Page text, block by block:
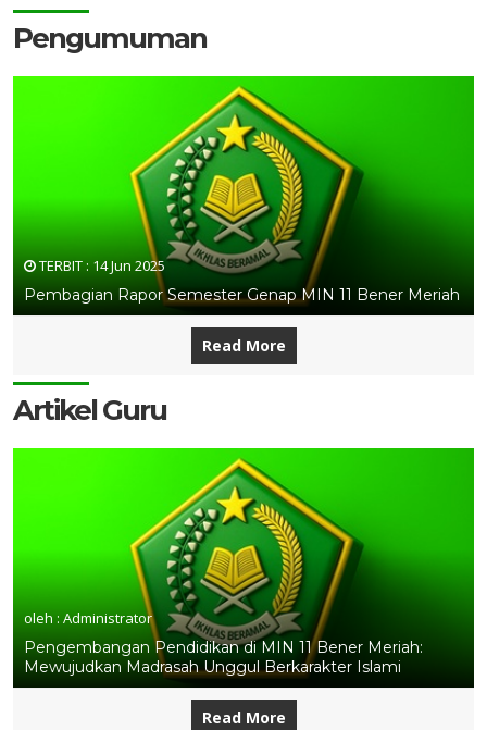
Pengumuman
TERBIT : 14 Jun 2025
Pembagian Rapor Semester Genap MIN 11 Bener Meriah
Read More
Artikel Guru
oleh : Administrator
Pengembangan Pendidikan di MIN 11 Bener Meriah:
Mewujudkan Madrasah Unggul Berkarakter Islami
Read More